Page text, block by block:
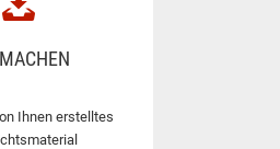
Ihnen erstelltes